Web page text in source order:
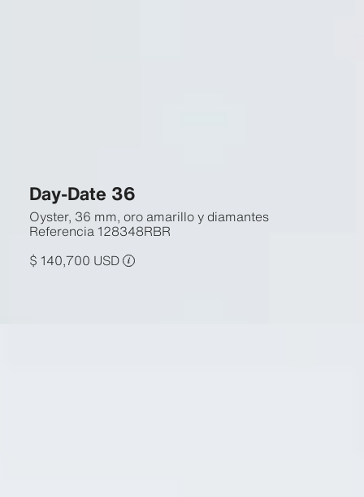
Day-Date 36
Oyster, 36 mm, oro amarillo y diamantes
Referencia128348RBR
$ 140,700 USD